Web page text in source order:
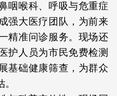
咽喉科、呼吸与危重症
强大医疗团队，为前来
精准问诊服务。现场还
护人员为市民免费检测
基础健康筛查，为群众